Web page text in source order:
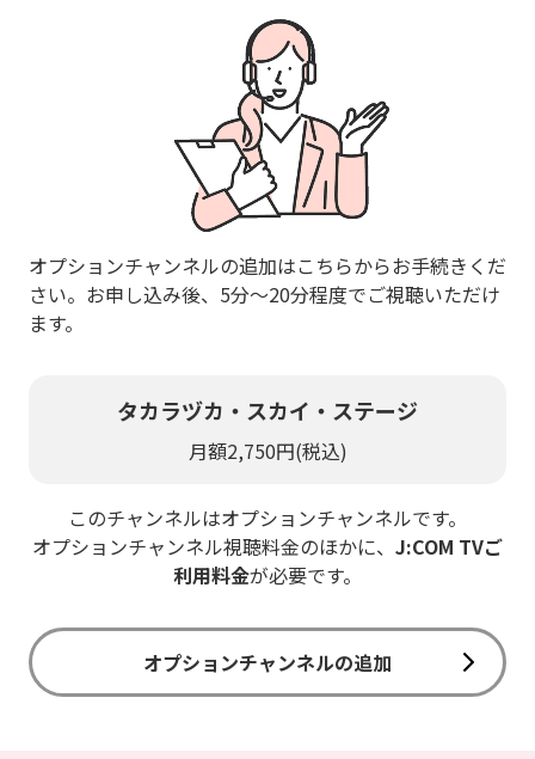
オプションチャンネルの追加はこちらからお手続きくだ
さい。お申し込み後、5分～20分程度でご視聴いただけ
ます。
タカラヅカ・スカイ・ステージ
月額2,750円(税込)
このチャンネルはオプションチャンネルです。
オプションチャンネル視聴料金のほかに、 J:COM TVご
利用料金が必要です。
オプションチャンネルの追加